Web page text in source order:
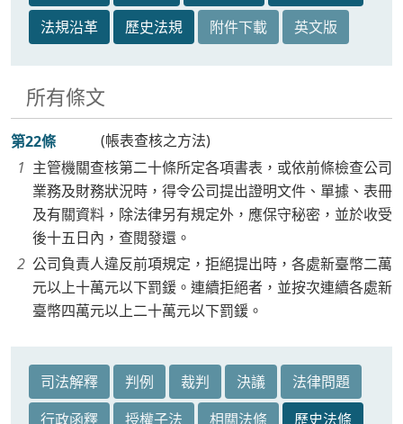
法規沿革
歷史法規 附件下載 英文版
所有條文
第22條
(帳表查核之方法)
主管機關查核第二十條所定各項書表，或依前條檢查公司
業務及財務狀況時，得令公司提出證明文件、單據、表冊
及有關資料，除法律另有規定外，應保守秘密，並於收受
後十五日內，查閱發還。
公司負責人違反前項規定，拒絕提出時，各處新臺幣二萬
元以上十萬元以下罰鍰。連續拒絕者，並按次連續各處新
臺幣四萬元以上二十萬元以下罰鍰。
司法解釋 判例 裁判 決議
法律問題
行政函釋
授權子法 相關法條 歷史法條